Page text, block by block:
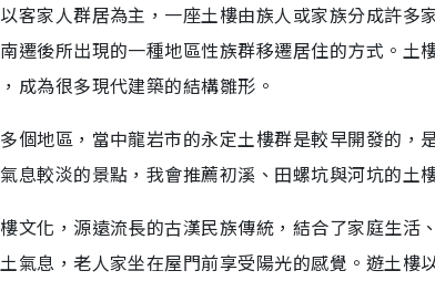
客家人群居為主，一座土樓由族人或家族分成許多
遷後所出現的一種地區性族群移遷居住的方式。土
成為很多現代建築的結構雛形。
個地區，當中龍岩市的永定土樓群是較早開發的，
息較淡的景點，我會推薦初溪、田螺坑與河坑的土
文化，源遠流長的古漢民族傳統，結合了家庭生活
氣息，老人家坐在屋門前享受陽光的感覺。遊土樓